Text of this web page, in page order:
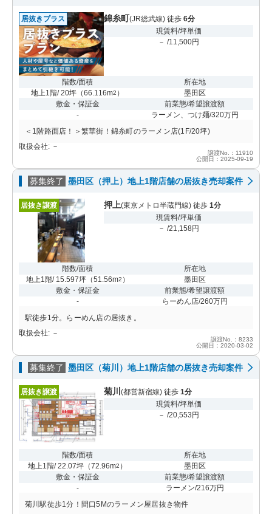
居抜きプラス 錦糸町(JR総武線) 徒歩 6分
現賃料/坪単価
－ /11,500円
階数/面積
地上1階/ 20坪 （66.116m2 ）
所在地
墨田区
敷金・保証金
-
前業態/希望譲渡額
ラーメン、つけ麺/320万円
＜1階路面店！＞繁華街！錦糸町のラーメン店(1F/20坪)
取扱会社: －
譲渡No.：11910
公開日：2025-09-19
募集終了 墨田区（押上）地上1階店舗の居抜き売却案件
居抜き譲渡 押上(東京メトロ半蔵門線) 徒歩 1分
現賃料/坪単価
－ /21,158円
階数/面積
地上1階/ 15.597坪（51.56m2 ）
所在地
墨田区
敷金・保証金
-
前業態/希望譲渡額
らーめん店/260万円
駅徒歩1分。らーめん店の居抜き。
取扱会社: －
譲渡No.：8233
公開日：2020-03-02
募集終了 墨田区（菊川）地上1階店舗の居抜き売却案件
居抜き譲渡 菊川 (都営新宿線) 徒歩 1分
現賃料/坪単価
－ /20,553円
階数/面積
地上1階/ 22.07坪 （72.96m2 ）
所在地
墨田区
敷金・保証金
-
前業態/希望譲渡額
ラーメン/216万円
菊川駅徒歩1分！間口5Mのラーメン屋居抜き物件